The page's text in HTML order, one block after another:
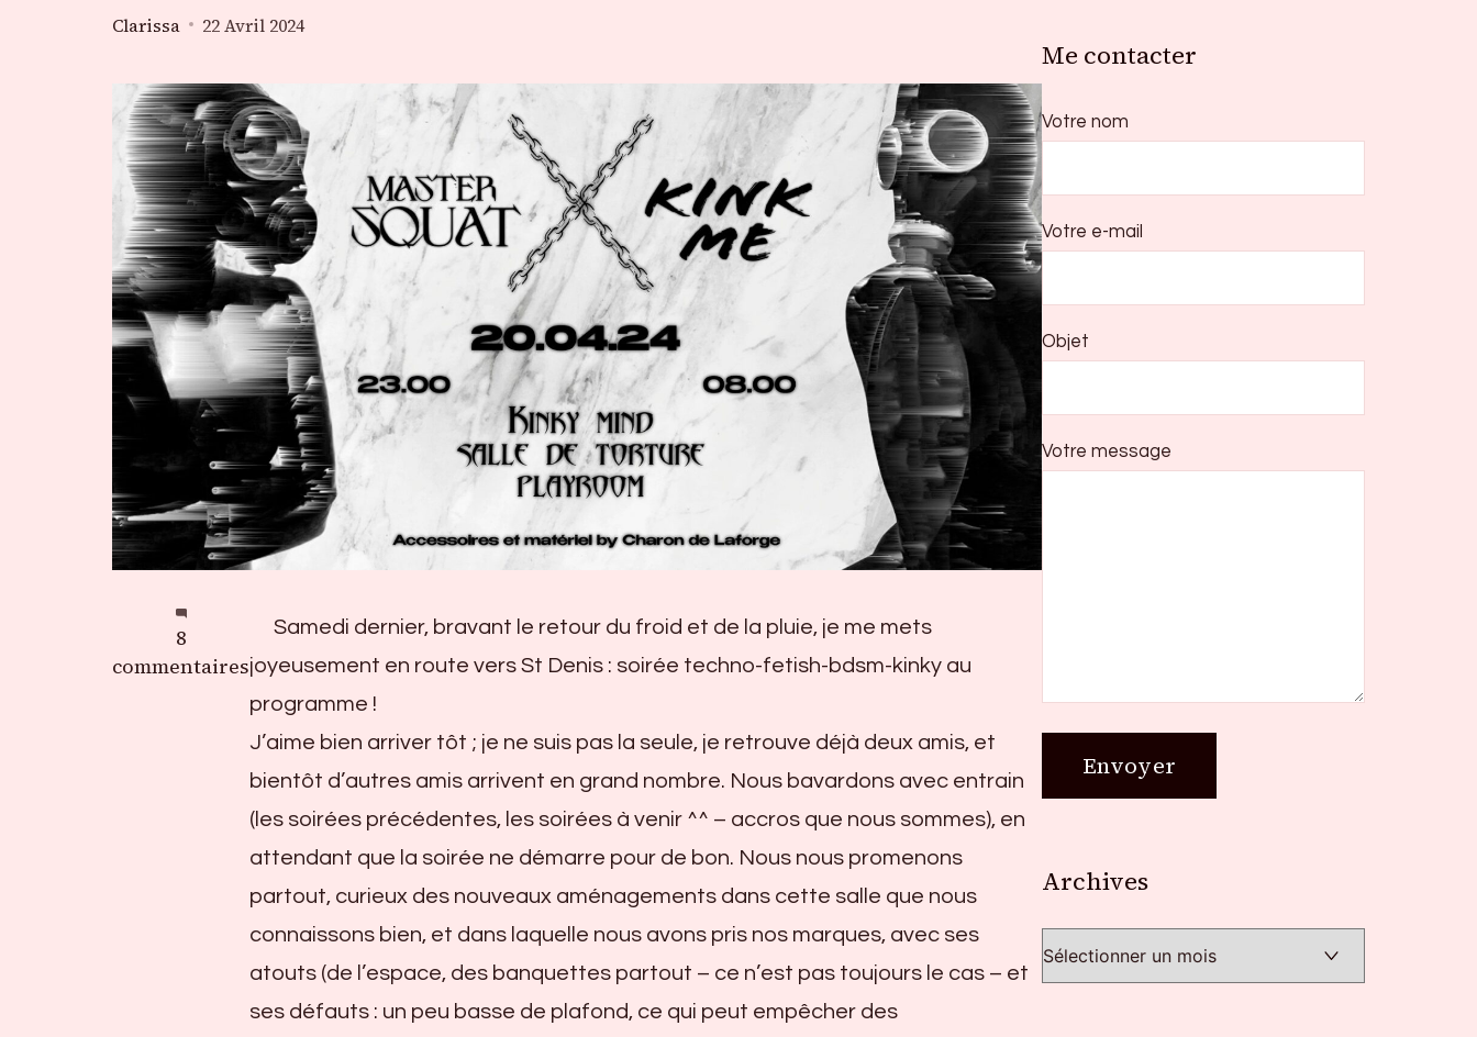
Clarissa 22 Avril 2024
8
commentaires
sur
La
Samedi dernier, bravant le retour du froid et de la pluie, je me mets
joyeusement en route vers St Denis : soirée techno-fetish-bdsm-kinky au
programme !
J’aime bien arriver tôt ; je ne suis pas la seule, je retrouve déjà deux amis, et
bientôt d’autres amis arrivent en grand nombre. Nous bavardons avec entrain
(les soirées précédentes, les soirées à venir ^^ – accros que nous sommes), en
attendant que la soirée ne démarre pour de bon. Nous nous promenons
partout, curieux des nouveaux aménagements dans cette salle que nous
connaissons bien, et dans laquelle nous avons pris nos marques, avec ses
atouts (de l’espace, des banquettes partout – ce n’est pas toujours le cas – et
ses défauts : un peu basse de plafond, ce qui peut empêcher des
Me contacter
Votre nom
Votre e-mail
Objet
Votre message
Archives